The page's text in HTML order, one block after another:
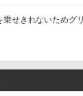
せきれないためグ